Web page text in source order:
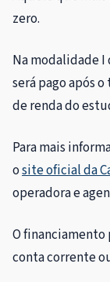
zero.
Na modalidade
será pago após
de renda do
Para mais
osite oficial da
operadora e
O financiamento
conta corrente